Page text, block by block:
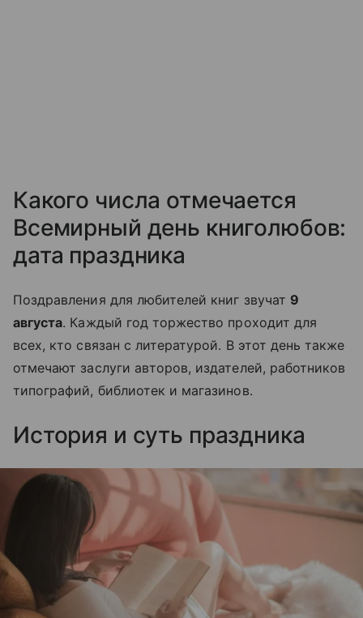
Какого числа отмечается
Всемирный день книголюбов:
дата праздника
Поздравления для любителей книг звучат 9
августа. Каждый год торжество проходит для
всех, кто связан с литературой. В этот день также
отмечают заслуги авторов, издателей, работников
типографий, библиотек и магазинов.
История и суть праздника